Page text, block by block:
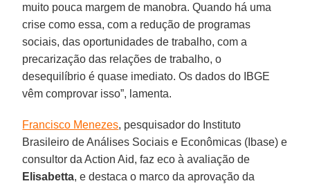
muito pouca margem de manobra. Quando há uma
crise como essa, com a redução de programas
sociais, das oportunidades de trabalho, com a
precarização das relações de trabalho, o
desequilíbrio é quase imediato. Os dados do IBGE
vêm comprovar isso”, lamenta.
Francisco Menezes, pesquisador do Instituto
Brasileiro de Análises Sociais e Econômicas (Ibase) e
consultor da Action Aid, faz eco à avaliação de
Elisabetta, e destaca o marco da aprovação da